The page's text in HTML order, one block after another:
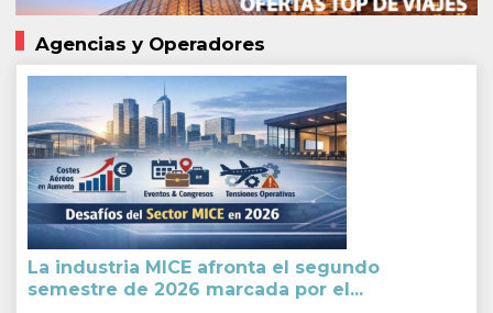
Agencias y Operadores
La industria MICE afronta el segundo
semestre de 2026 marcada por el...